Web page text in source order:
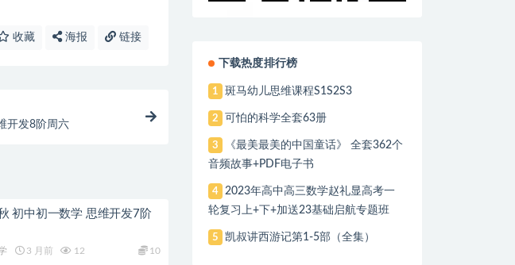
收藏 海报 链接
开发8阶周六
初中初一数学 思维开发7阶
3 月前 12 10
下载热度排行榜
1 斑马幼儿思维课程S1S2S3
2 可怕的科学全套63册
3
《最美最美的中国童话》 全套362个
音频故事+PDF电子书
4
2023年高中高三数学赵礼显高考一
轮复习上+下+加送23基础启航专题班
5 凯叔讲西游记第1-5部（全集）